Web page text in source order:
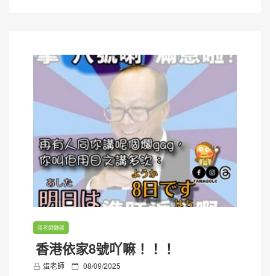
蛋老師雜談
香港依家8號吖嘛！！！
蛋老師
P 08/09/2025